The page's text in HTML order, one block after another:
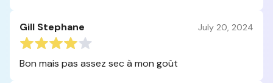
Gill Stephane July 20, 2024
Bon mais pas assez sec à mon goût